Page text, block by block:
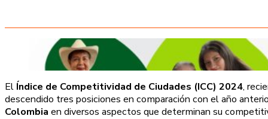
El Índice de Competitividad de Ciudades (ICC) 2024,
descendido tres posiciones en comparación con el año
Colombia en diversos aspectos que determinan su